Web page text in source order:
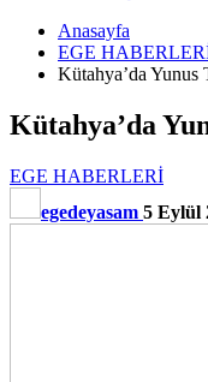
Anasayfa
EGE
Kütahya’da Yunus
Kütahya’da
EGE HABERLERİ
egedeyasam 5 Eylül